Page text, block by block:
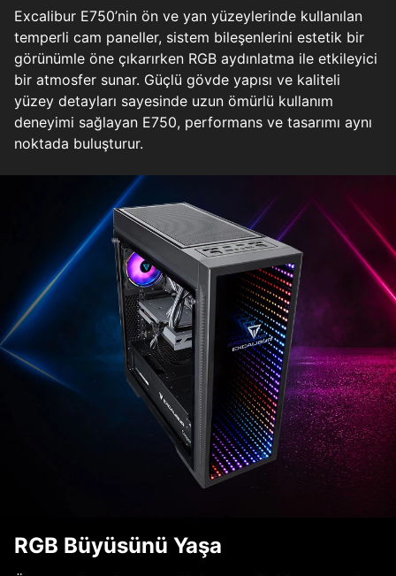
Excalibur E750’nin ön ve yan yüzeylerinde kullanılan
temperli cam paneller, sistem bileşenlerini estetik bir
görünümle öne çıkarırken RGB aydınlatma ile etkileyici
bir atmosfer sunar. Güçlü gövde yapısı ve kaliteli
yüzey detayları sayesinde uzun ömürlü kullanım
deneyimi sağlayan E750, performans ve tasarımı aynı
noktada buluşturur.
RGB Büyüsünü Yaşa